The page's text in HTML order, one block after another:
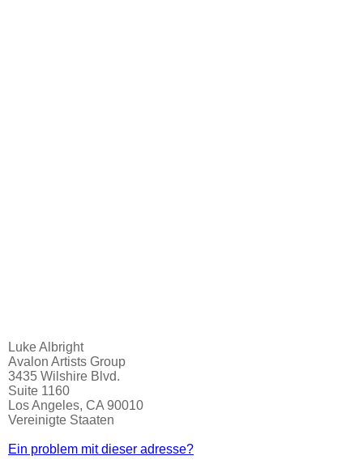
Luke Albright
Avalon Artists Group
3435 Wilshire Blvd.
Suite 1160
Los Angeles, CA 90010
Vereinigte Staaten
Ein problem mit dieser adresse?